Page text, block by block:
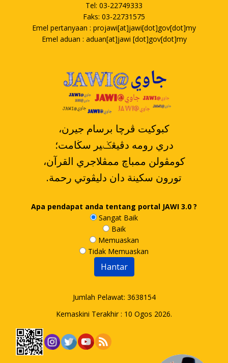
Tel: 03-22749333
Faks: 03-22731575
Emel pertanyaan : projawi[at]jawi[dot]gov[dot]my
Emel aduan : aduan[at]jawi [dot]gov[dot]my
،کبوکيت ڤرچا برسام جيرن
دري رومه دڤيڠݢير سڬامت؛
،کومڤولن ممباچ ممڤلاجري القرآن
.تورون سکينة دان دليڤوتي رحمة
Apa pendapat anda tentang portal JAWI 3.0 ?
Sangat Baik
Baik
Memuaskan
Tidak Memuaskan
Jumlah Pelawat: 3638154
Kemaskini Terakhir : 10 Ogos 2026.